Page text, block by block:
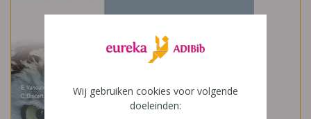
Wij gebruiken cookies voor volgende
doeleinden: